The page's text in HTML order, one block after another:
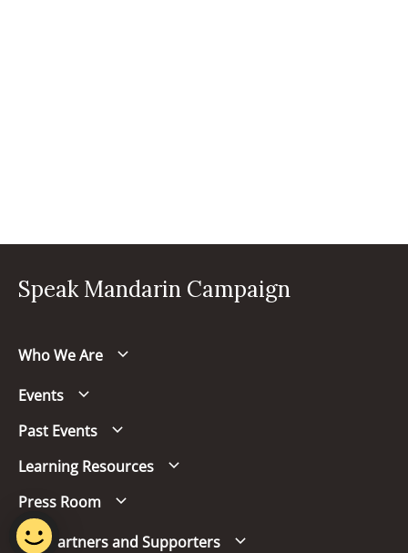
Speak Mandarin Campaign
Who We Are
Events
Past Events
Learning Resources
Press Room
Our Partners and Supporters